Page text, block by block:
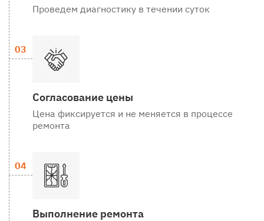
Проведем диагностику в течении суток
Согласование цены
Цена фиксируется и не меняется в процессе
ремонта
Выполнение ремонта